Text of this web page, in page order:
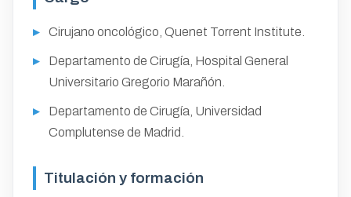
Cirujano oncológico, Quenet Torrent Institute.
Departamento de Cirugía, Hospital General
Universitario Gregorio Marañón.
Departamento de Cirugía, Universidad
Complutense de Madrid.
Titulación y formación